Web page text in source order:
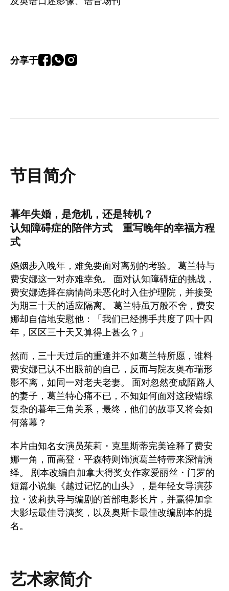
分享于
节目简介
暮年失婚，是危机，还是转机？
认知障碍症的陪伴方式 重写晚年的幸福方程
式
婚姻步入晚年，难免要面对离别的考验。 葛兰特与
费安娜这一对亦难幸免。 面对认知障碍症的挑战，
费安娜选择在病情尚未恶化时入住护理院，并接受
为期三十天的适应隔离。 葛兰特虽万般不舍，费安
娜却自信地安慰他：「我们已经携手共度了四十四
年，区区三十天又算得上甚么？」
然而，三十天过后的重逢并不如葛兰特所愿，谁料
费安娜已认不出眼前的自己，反而与院友奥布瑞形
影不离，如同一对老夫老妻。 面对忽然变成陌路人
的妻子，葛兰特心痛不已，不知如何面对这段错综
复杂的暮年三角关系，最终，他们的故事又将会如
何落幕？
本片由知名女演员茱莉・克里斯蒂完美诠释了费安
娜一角，而高登・平森特则饰演葛兰特带来深情演
绎。 剧本改编自加拿大得奖女作家爱丽丝・门罗的
短篇小说集《越过记忆的山头》，是年轻女导演莎
拉・波莉执导与编剧的首部电影长片，并赢得加拿
大影坛最佳导演奖，以及奥斯卡最佳改编剧本的提
名。
艺术家简介